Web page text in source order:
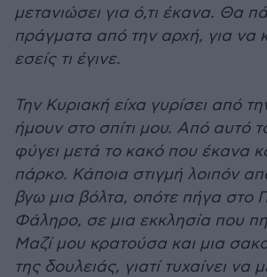
μετανιώσει για ό,τι έκανα. Θα
πράγματα από την αρχή, για να
εσείς τι έγινε.
Την Κυριακή είχα γυρίσει από
ήμουν στο σπίτι μου. Από αυτό
φύγει μετά το κακό που έκανα
πάρκο. Κάποια στιγμή λοιπόν
βγω μια βόλτα, οπότε πήγα στο
Φάληρο, σε μια εκκλησία που
Μαζί μου κρατούσα και μια
της δουλειάς, γιατί τυχαίνει να